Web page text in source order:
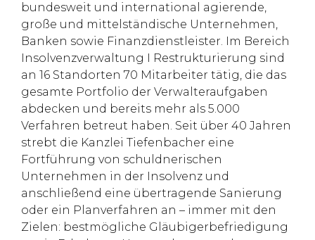
bundesweit und international agierende,
große und mittelständische Unternehmen,
Banken sowie Finanzdienstleister. Im Bereich
Insolvenzverwaltung I Restrukturierung sind
an 16 Standorten 70 Mitarbeiter tätig, die das
gesamte Portfolio der Verwalteraufgaben
abdecken und bereits mehr als 5.000
Verfahren betreut haben. Seit über 40 Jahren
strebt die Kanzlei Tiefenbacher eine
Fortführung von schuldnerischen
Unternehmen in der Insolvenz und
anschließend eine übertragende Sanierung
oder ein Planverfahren an – immer mit den
Zielen: bestmögliche Gläubigerbefriedigung